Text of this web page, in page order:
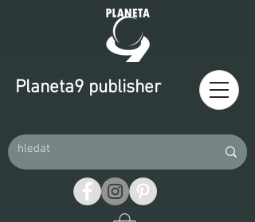
Planeta9 publisher